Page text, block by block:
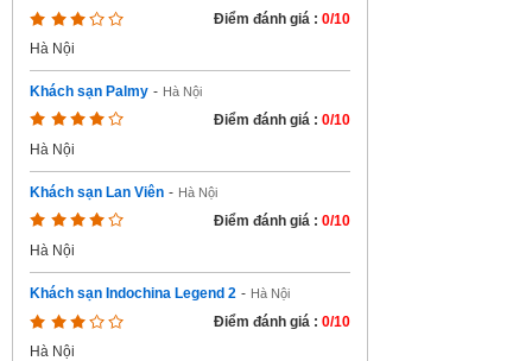
Điểm đánh giá : 0/10
Hà Nội
Khách sạn Palmy - Hà Nội
Điểm đánh giá : 0/10
Hà Nội
Khách sạn Lan Viên - Hà Nội
Điểm đánh giá : 0/10
Hà Nội
Khách sạn Indochina Legend 2 - Hà Nội
Điểm đánh giá : 0/10
Hà Nội